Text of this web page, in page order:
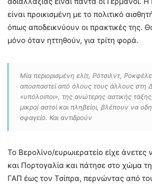
είναι προικισμένη με το πολιτικό
όπως αποδεικνύουν οι πρακτικές της.
μόνο όταν ηττηθούν, για τρίτη φορά.
Μία περιορισμένη ελίτ, Ρότσιλντ,
αποσπαστεί από όλους τους άλλους στη
«υπόλοιποι», της ανώτερης αστικής
μικροί αστοί και πληβείοι, βλέπουν να
σφαγείο. Και αντιδρούν
Το Βερολίνο/ευρωιερατείο είχε άνετες
και Πορτογαλία και πάτησε στο χώμα
ΓΑΠ έως τον Τσίπρα, περνώντας από